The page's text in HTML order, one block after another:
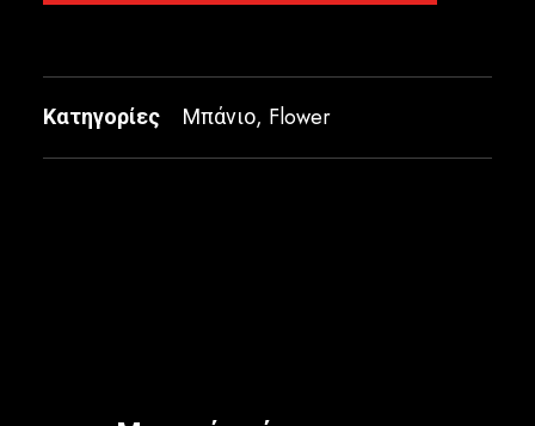
Κατηγορίες Μπάνιο, Flower